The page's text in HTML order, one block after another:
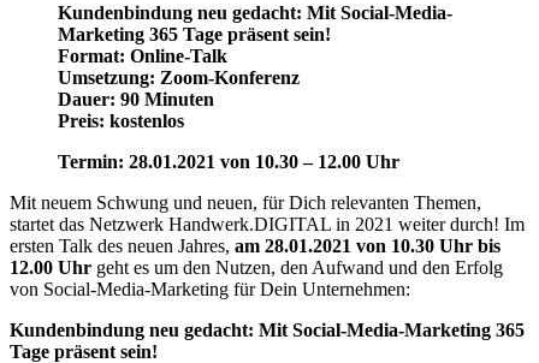
Kundenbindung neu gedacht: Mit Social-Media-
Marketing 365 Tage präsent sein!
Format: Online-Talk
Umsetzung: Zoom-Konferenz
Dauer: 90 Minuten
Preis: kostenlos
Termin: 28.01.2021 von 10.30 – 12.00 Uhr
Mit neuem Schwung und neuen, für Dich relevanten Themen,
startet das Netzwerk Handwerk.DIGITAL in 2021 weiter durch! Im
ersten Talk des neuen Jahres, am 28.01.2021 von 10.30 Uhr bis
12.00 Uhr geht es um den Nutzen, den Aufwand und den Erfolg
von Social-Media-Marketing für Dein Unternehmen:
Kundenbindung neu gedacht: Mit Social-Media-Marketing 365
Tage präsent sein!